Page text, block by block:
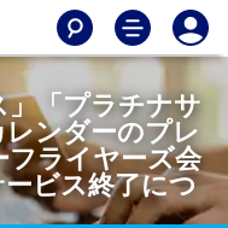
」「プラチナサ
ンダーのプレ
ライヤーズ会
ビス終了につ